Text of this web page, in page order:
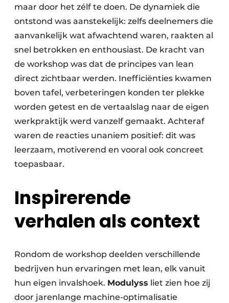
maar door het zélf te doen. De dynamiek die
ontstond was aanstekelijk: zelfs deelnemers die
aanvankelijk wat afwachtend waren, raakten al
snel betrokken en enthousiast. De kracht van
de workshop was dat de principes van lean
direct zichtbaar werden. Inefficiënties kwamen
boven tafel, verbeteringen konden ter plekke
worden getest en de vertaalslag naar de eigen
werkpraktijk werd vanzelf gemaakt. Achteraf
waren de reacties unaniem positief: dit was
leerzaam, motiverend en vooral ook concreet
toepasbaar.
Inspirerende
verhalen als context
Rondom de workshop deelden verschillende
bedrijven hun ervaringen met lean, elk vanuit
hun eigen invalshoek. Modulyss liet zien hoe zij
door jarenlange machine-optimalisatie